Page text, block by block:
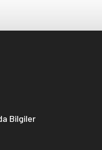
Bilgiler